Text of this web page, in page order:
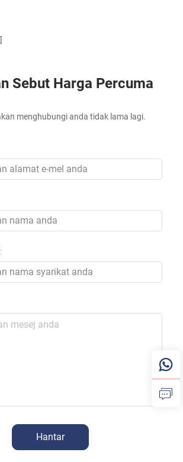
Sebut Harga Percuma
menghubungi anda tidak lama lagi.
Hantar